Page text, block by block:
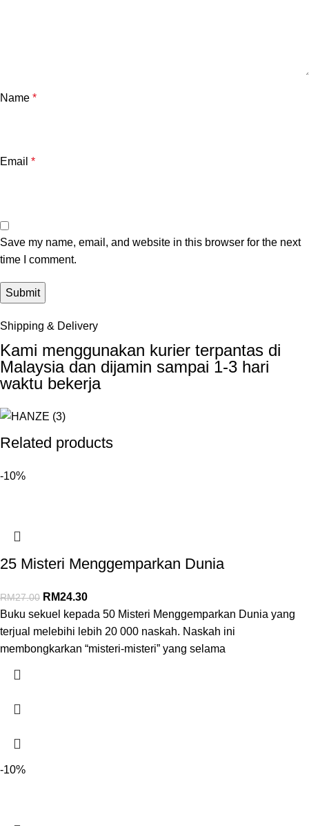
Name *
Email *
Save my name, email, and website in this browser for the next
time I comment.
Shipping & Delivery
Kami menggunakan kurier terpantas di
Malaysia dan dijamin sampai 1-3 hari
waktu bekerja
Related products
-10%
25 Misteri Menggemparkan Dunia
RM27.00 RM24.30
Buku sekuel kepada 50 Misteri Menggemparkan Dunia yang
terjual melebihi lebih 20 000 naskah. Naskah ini
membongkarkan “misteri-misteri” yang selama
-10%